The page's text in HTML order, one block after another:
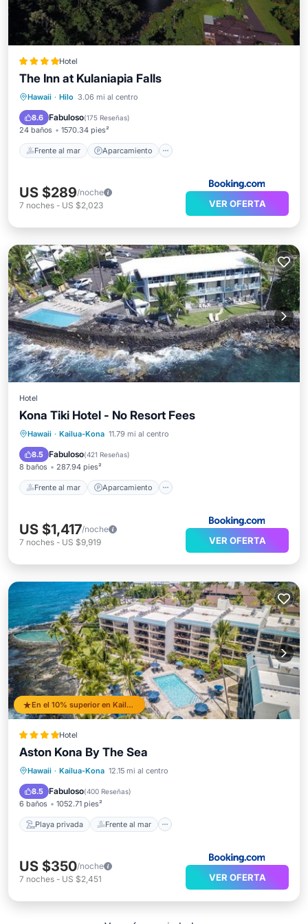
Hotel
The Inn at Kulaniapia Falls
Hawaii · Hilo 3.06 mi al centro
8.6 Fabuloso(175 Reseñas)
24 baños 1570.34 pies²
Frente al mar Aparcamiento
Frente al mar
Vista al mar
US $289/noche
7 noches - US $2,023 VER OFERTA
Hotel
Kona Tiki Hotel - No Resort Fees
Hawaii · Kailua-Kona 11.79 mi al centro
8.5 Fabuloso(421 Reseñas)
8 baños 287.94 pies²
Frente al mar Aparcamiento
Frente al mar Aparcamiento
Vista al mar
US $1,417/noche
7 noches - US $9,919 VER OFERTA
En el 10% superior en Kailua-Kona
Hotel
Aston Kona By The Sea
Hawaii · Kailua-Kona 12.15 mi al centro
8.5 Fabuloso(400 Reseñas)
6 baños 1052.71 pies²
Playa privada Frente al mar
Playa privada
Frente al mar
Bañera de hidromasaje
US $350/noche
7 noches - US $2,451 VER OFERTA